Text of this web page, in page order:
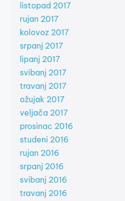
listopad 2017
rujan 2017
kolovoz 2017
srpanj 2017
lipanj 2017
svibanj 2017
travanj 2017
ožujak 2017
veljača 2017
prosinac 2016
studeni 2016
rujan 2016
srpanj 2016
svibanj 2016
travanj 2016